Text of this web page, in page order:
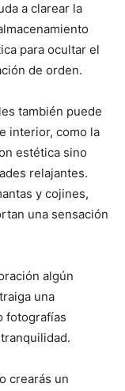
a clarear la
para ocultar el
de orden.
también puede
interior, como la
estética sino
relajantes.
y cojines,
una sensación
algún
una
fotografías
crearás un